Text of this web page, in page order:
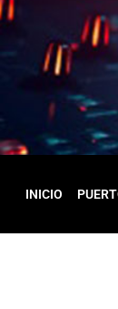
INICIO